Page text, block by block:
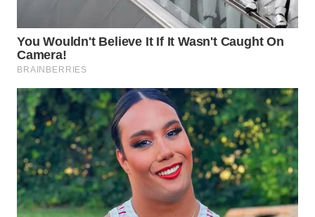
WN
SEMARANG
SOLO
WN
BOROBUDUR
WN
MADURA